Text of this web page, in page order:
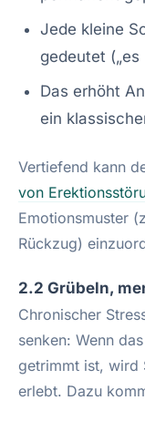
Jede kleine
gedeutet
Das erhöht
ein
Vertiefend kann
von
Emotionsmuster
Rückzug)
2.2 Grübeln,
Chronischer
senken: Wenn
getrimmt ist, wird
erlebt. Dazu